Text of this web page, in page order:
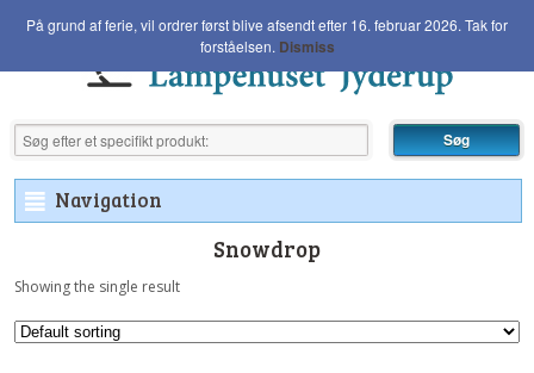
² Navigation
Snowdrop
Showing the single result
På grund af ferie, vil ordrer først blive afsendt efter 16. februar 2026. Tak for
forståelsen. Dismiss